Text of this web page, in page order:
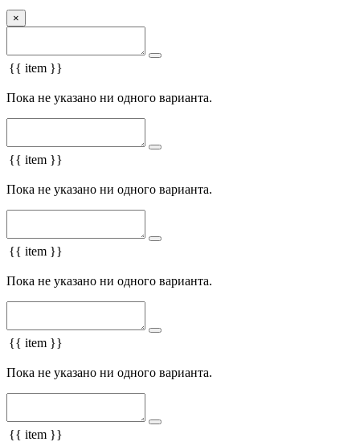
×
{{ item }}
Пока не указано ни одного варианта.
{{ item }}
Пока не указано ни одного варианта.
{{ item }}
Пока не указано ни одного варианта.
{{ item }}
Пока не указано ни одного варианта.
{{ item }}